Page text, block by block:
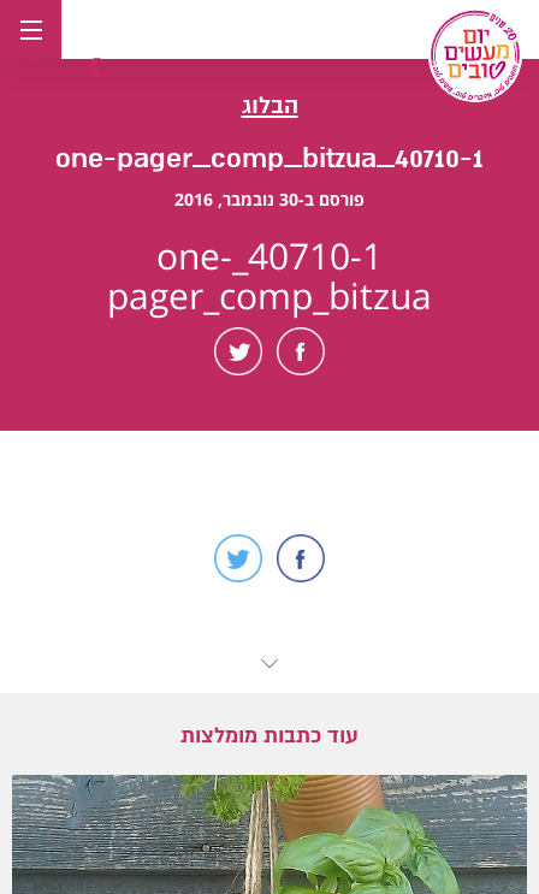
לתוכן
הבלוג
40710-1_one-pager_comp_bitzua
פורסם ב-30 נובמבר, 2016
40710-1_one-
pager_comp_bitzua
עוד כתבות מומלצות